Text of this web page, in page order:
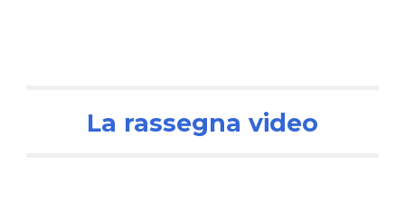
La rassegna video